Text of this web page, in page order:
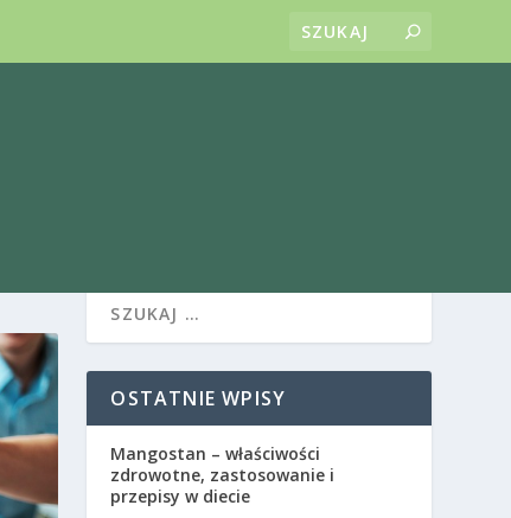
OSTATNIE WPISY
Mangostan – właściwości
zdrowotne, zastosowanie i
przepisy w diecie